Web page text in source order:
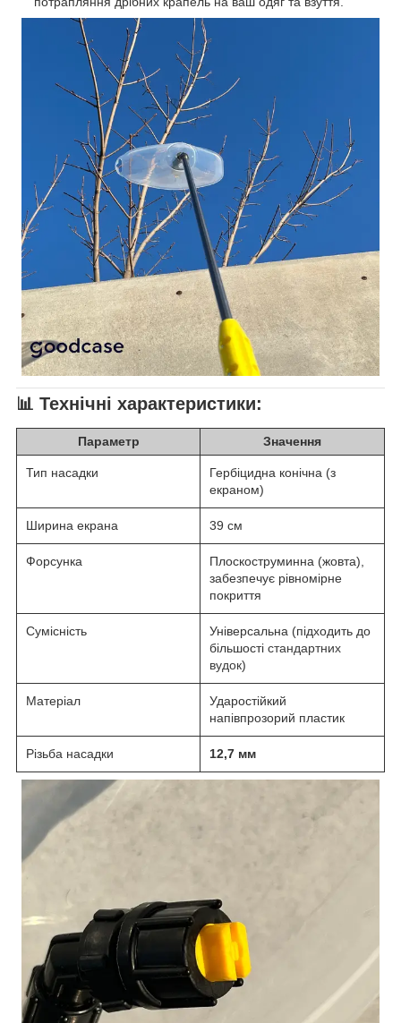
📊 Технічні характеристики:
Параметр Значення
Тип насадки
Гербіцидна конічна (з
екраном)
Ширина екрана 39 см
Форсунка
Плоскоструминна (жовта),
забезпечує рівномірне
покриття
Сумісність
Універсальна (підходить до
більшості стандартних
вудок)
Матеріал
Ударостійкий
напівпрозорий пластик
Різьба насадки 12,7 мм